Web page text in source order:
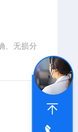
、无损分
果，利用
试时间